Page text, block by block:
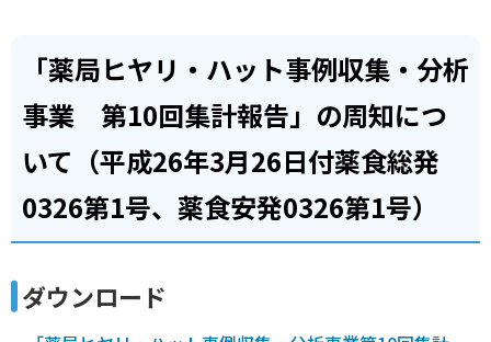
「薬局ヒヤリ・ハット事例収集・分析
事業 第10回集計報告」の周知につ
いて（平成26年3月26日付薬食総発
0326第1号、薬食安発0326第1号）
ダウンロード